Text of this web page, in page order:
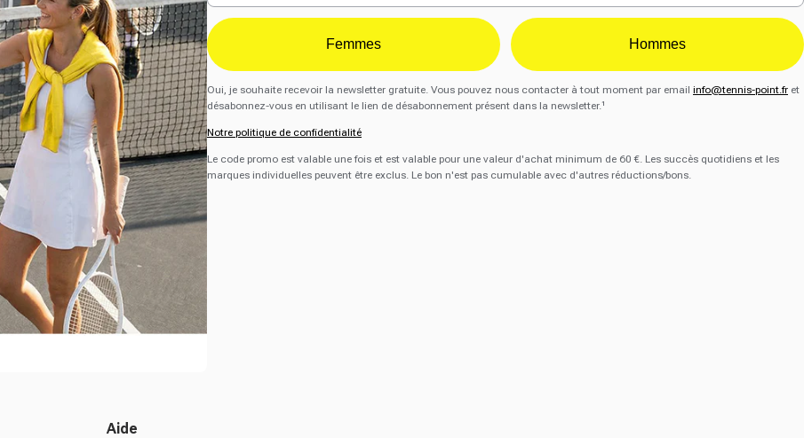
Femmes Hommes
Oui, je souhaite recevoir la newsletter gratuite. Vous pouvez nous contacter à tout moment par email info@tennis-point.fr et
désabonnez-vous en utilisant le lien de désabonnement présent dans la newsletter.¹
Notre politique de confidentialité
Le code promo est valable une fois et est valable pour une valeur d'achat minimum de 60 €. Les succès quotidiens et les
marques individuelles peuvent être exclus. Le bon n'est pas cumulable avec d'autres réductions/bons.
Aide